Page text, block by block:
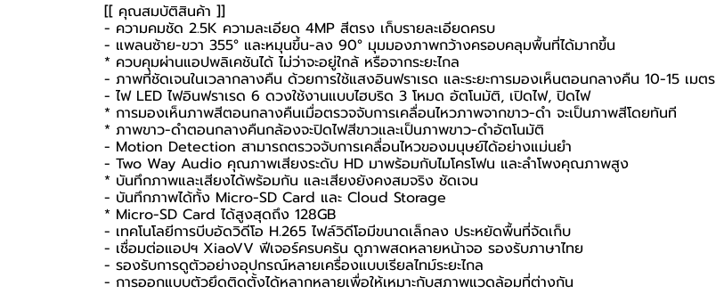
[[ คุณสมบัติสินค้า ]]
- ความคมชัด 2.5K ความละเอียด 4MP สีตรง เก็บรายละเอียดครบ
- แพลนซ้าย-ขวา 355° และหมุนขึ้น-ลง 90° มุมมองภาพกว้างครอบคลุมพื้นที่ได้มากขึ้น
* ควบคุมผ่านแอปพลิเคชันได้ ไม่ว่าจะอยู่ใกล้ หรือจากระยะไกล
- ภาพที่ชัดเจนในเวลากลางคืน ด้วยการใช้แสงอินฟราเรด และระยะการมองเห็นตอนกลางคืน 10-15 เมตร
- ไฟ LED ไฟอินฟราเรด 6 ดวงใช้งานแบบไฮบริด 3 โหมด อัตโนมัติ, เปิดไฟ, ปิดไฟ
* การมองเห็นภาพสีตอนกลางคืนเมื่อตรวจจับการเคลื่อนไหวภาพจากขาว-ดำ จะเป็นภาพสีโดยทันที
* ภาพขาว-ดำตอนกลางคืนกล้องจะปิดไฟสีขาวและเป็นภาพขาว-ดำอัตโนมัติ
- Motion Detection สามารถตรวจจับการเคลื่อนไหวของมนุษย์ได้อย่างแม่นยำ
- Two Way Audio คุณภาพเสียงระดับ HD มาพร้อมกับไมโครโฟน และลำโพงคุณภาพสูง
* บันทึกภาพและเสียงได้พร้อมกัน และเสียงยังคงสมจริง ชัดเจน
- บันทึกภาพได้ทั้ง Micro-SD Card และ Cloud Storage
* Micro-SD Card ได้สูงสุดถึง 128GB
- เทคโนโลยีการบีบอัดวิดีโอ H.265 ไฟล์วิดีโอมีขนาดเล็กลง ประหยัดพื้นที่จัดเก็บ
- เชื่อมต่อแอปฯ XiaoVV ฟีเจอร์ครบครัน ดูภาพสดหลายหน้าจอ รองรับภาษาไทย
- รองรับการดูตัวอย่างอุปกรณ์หลายเครื่องแบบเรียลไทม์ระยะไกล
- การออกแบบตัวยึดติดตั้งได้หลากหลายเพื่อให้เหมาะกับสภาพแวดล้อมที่ต่างกัน